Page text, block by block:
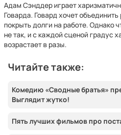
Адам Сэнддер играет
Говарда. Говард хочет
покрыть долги на работе. Однако
не так, и с каждой сценой градус
возрастает в разы.
Читайте также:
Комедию «Сводные братья»
Выглядит жутко!
Пять лучших фильмов про